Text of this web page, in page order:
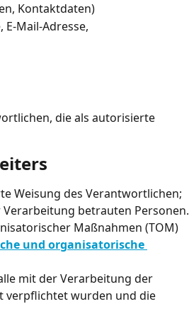
Kontaktdaten)
Mail-Adresse,
die als autorisierte
Weisung des Verantwortlichen;
betrauten Personen.
Maßnahmen (TOM)
und organisatorische
mit der Verarbeitung der
verpflichtet wurden und die